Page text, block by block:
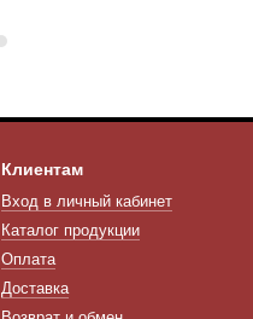
Клиентам
Вход в личный кабинет
Каталог продукции
Оплата
Доставка